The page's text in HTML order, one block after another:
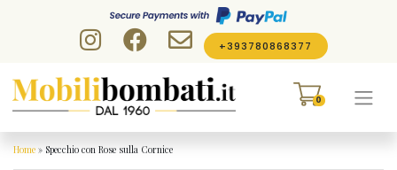
+393780868377
0
Home » Specchio con Rose sulla Cornice